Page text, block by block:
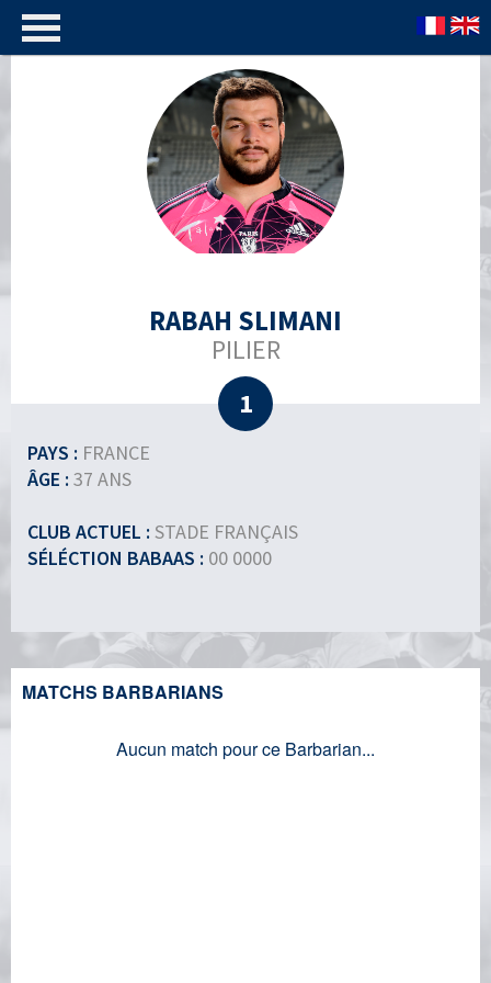
RABAH SLIMANI
PILIER
1
PAYS : FRANCE
ÂGE : 37 ANS
CLUB ACTUEL : STADE FRANÇAIS
SÉLÉCTION BABAAS : 00 0000
MATCHS BARBARIANS
Aucun match pour ce Barbarian...